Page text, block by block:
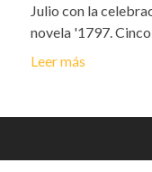
Julio con la
novela '1797. Cinco
Leer más